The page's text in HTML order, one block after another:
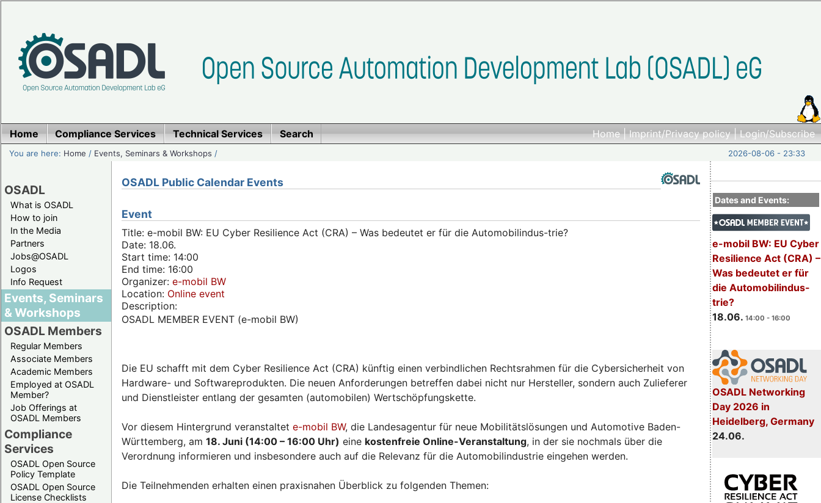
Home|Imprint/Privacy policy|Login/Subscribe
Home Compliance Services Technical Services Search
You are here: Home / Events, Seminars & Workshops / 2026-08-06 - 23:33
OSADL
What is OSADL
How to join
In the Media
Partners
Jobs@OSADL
Logos
Info Request
Events, Seminars
& Workshops
OSADL Members
Regular Members
Associate Members
Academic Members
Employed at OSADL
Member?
Job Offerings at
OSADL Members
Compliance
Services
OSADL Open Source
Policy Template
OSADL Open Source
License Checklists
Dates and Events:
e-mobil BW: EU Cyber
Resilience Act (CRA) –
Was bedeutet er für
die Automobilindus-
trie?
18.06. 14:00 - 16:00
OSADL Networking
Day 2026 in
Heidelberg, Germany
24.06.
OSADL Public Calendar Events
Event
Title: e-mobil BW: EU Cyber Resilience Act (CRA) – Was bedeutet er für die Automobilindus-trie?
Date: 18.06.
Start time: 14:00
End time: 16:00
Organizer: e-mobil BW
Location: Online event
Description:
OSADL MEMBER EVENT (e-mobil BW)
Die EU schafft mit dem Cyber Resilience Act (CRA) künftig einen verbindlichen Rechtsrahmen für die Cybersicherheit von
Hardware- und Softwareprodukten. Die neuen Anforderungen betreffen dabei nicht nur Hersteller, sondern auch Zulieferer
und Dienstleister entlang der gesamten (automobilen) Wertschöpfungskette.
Vor diesem Hintergrund veranstaltet e-mobil BW, die Landesagentur für neue Mobilitätslösungen und Automotive Baden-
Württemberg, am 18. Juni (14:00 – 16:00 Uhr) eine kostenfreie Online-Veranstaltung, in der sie nochmals über die
Verordnung informieren und insbesondere auch auf die Relevanz für die Automobilindustrie eingehen werden.
Die Teilnehmenden erhalten einen praxisnahen Überblick zu folgenden Themen: